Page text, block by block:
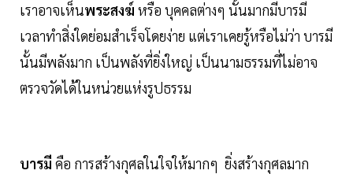
เราอาจเห็นพระสงฆ์ หรือ บุคคลต่างๆ นั้นมากมีบารมี
เวลาทำสิ่งใดย่อมสำเร็จโดยง่าย แต่เราเคยรู้หรือไม่ว่า บารมี
นั้นมีพลังมาก เป็นพลังที่ยิ่งใหญ่ เป็นนามธรรมที่ไม่อาจ
ตรวจวัดได้ในหน่วยแห่งรูปธรรม
บารมี คือ การสร้างกุศลในใจให้มากๆ ยิ่งสร้างกุศลมาก